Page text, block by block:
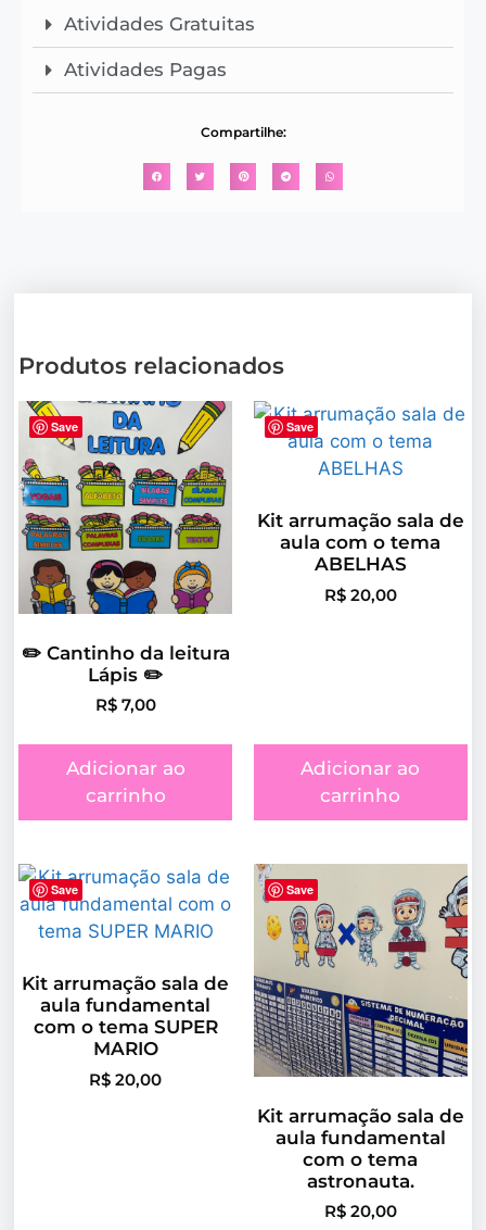
Atividades Gratuitas
Atividades Pagas
Compartilhe:
Produtos relacionados
Save
✏️ Cantinho da leitura
Lápis ✏️
R$7,00
Adicionar ao
carrinho
Save
Kit arrumação sala de
aula com o tema
ABELHAS
R$20,00
Adicionar ao
carrinho
Save
Kit arrumação sala de
aula fundamental
com o tema SUPER
MARIO
R$ 20,00
Save
Kit arrumação sala de
aula fundamental
com o tema
astronauta.
R$20,00